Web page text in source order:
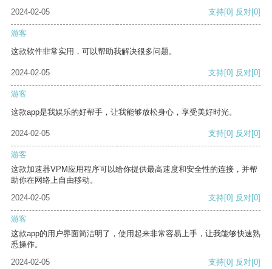
2024-02-05
支持[0] 反对[0]
游客
这款软件非常实用，可以帮助我解决很多问题。
2024-02-05 支持[0] 反对[0]
游客
这款app是我娱乐的好帮手，让我能够放松身心，享受美好时光。
2024-02-05 支持[0] 反对[0]
游客
这款加速器VPM应用程序可以给你提供最高速度和安全性的连接，并帮
助你在网络上自由移动。
2024-02-05
支持[0] 反对[0]
游客
这款app的用户界面简洁明了，使用起来非常容易上手，让我能够快速熟
悉操作。
2024-02-05
支持[0] 反对[0]